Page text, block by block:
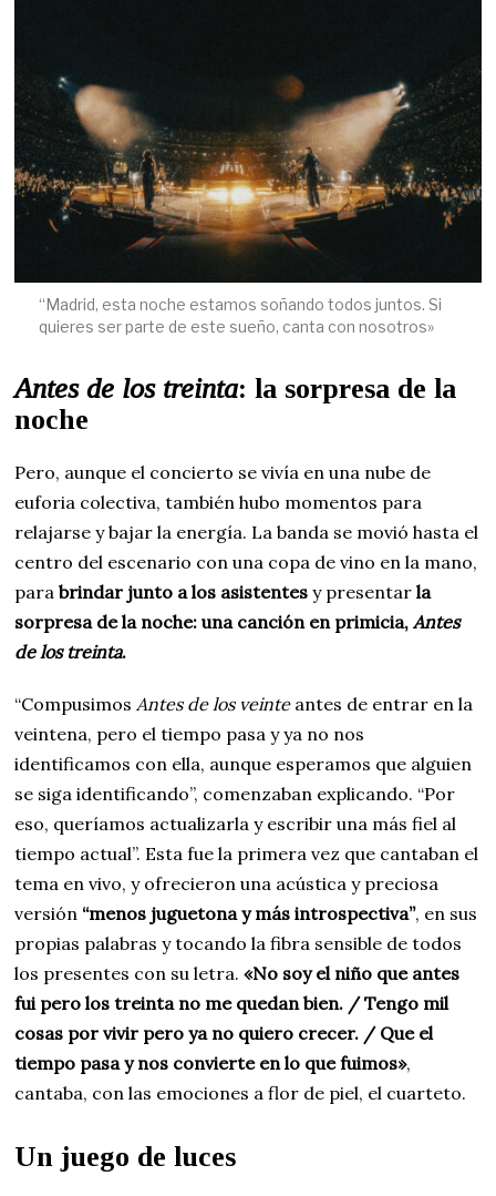
“Madrid, esta noche estamos soñando todos juntos. Si
quieres ser parte de este sueño, canta con nosotros»
Antes de los treinta: la sorpresa de la
noche
Pero, aunque el concierto se vivía en una nube de
euforia colectiva, también hubo momentos para
relajarse y bajar la energía. La banda se movió hasta el
centro del escenario con una copa de vino en la mano,
parabrindar junto a los asistentes y presentarla
sorpresa de la noche: una canción en primicia,Antes
de los treinta.
“Compusimos Antes de los veinteantes de entrar en la
veintena, pero el tiempo pasa y ya no nos
identificamos con ella, aunque esperamos que alguien
se siga identificando”, comenzaban explicando. “Por
eso, queríamos actualizarla y escribir una más fiel al
tiempo actual”. Esta fue la primera vez que cantaban el
tema en vivo, y ofrecieron una acústica y preciosa
versión “menos juguetona y más introspectiva”, en sus
propias palabras y tocando la fibra sensible de todos
los presentes con su letra. «No soy el niño que antes
fui pero los treinta no me quedan bien. / Tengo mil
cosas por vivir pero ya no quiero crecer. / Que el
tiempo pasa y nos convierte en lo que fuimos»,
cantaba, con las emociones a flor de piel, el cuarteto.
Un juego de luces